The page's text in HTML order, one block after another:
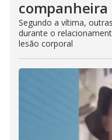
companheira
Segundo a vítima,
durante o
lesão corporal